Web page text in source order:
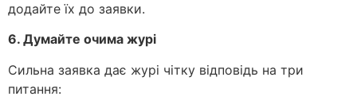
додайте їх до заявки.
6. Думайте очима журі
Сильна заявка дає журі чітку відповідь на три
питання: